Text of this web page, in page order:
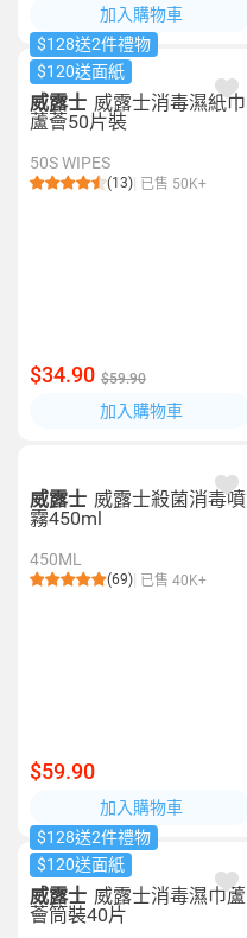
加入購物車
$128送2件禮物
$120送面紙
威露士 威露士消毒濕紙巾
蘆薈50片裝
50S WIPES
(13) 已售 50K+
$34.90 $59.90
加入購物車
威露士 威露士殺菌消毒噴
霧450ml
450ML
(69) 已售 40K+
$59.90
加入購物車
$128送2件禮物
$120送面紙
威露士 威露士消毒濕巾蘆
薈筒裝40片